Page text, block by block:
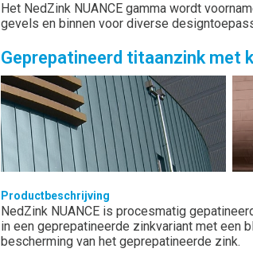
Het NedZink NUANCE gamma wordt
gevels en binnen voor diverse
Geprepatineerd titaanzink met
Productbeschrijving
NedZink NUANCE is procesmatig
in een geprepatineerde zinkvariant met een
bescherming van het geprepatineerde zink.